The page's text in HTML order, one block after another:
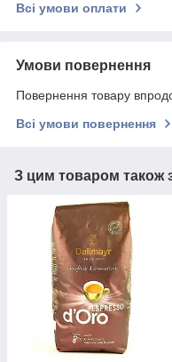
Всі умови оплати
Умови повернення
Повернення товару
Всі умови повернення
З цим товаром також